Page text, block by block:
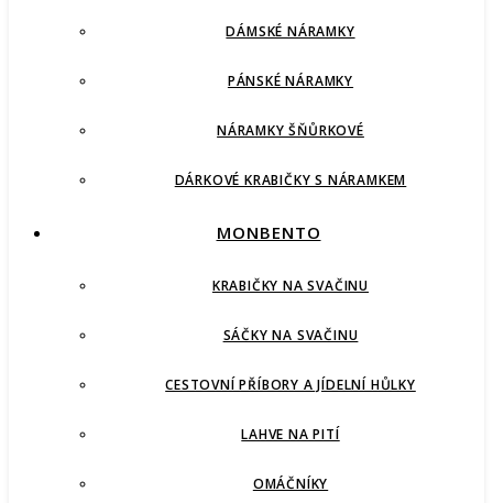
DÁMSKÉ NÁRAMKY
PÁNSKÉ NÁRAMKY
NÁRAMKY ŠŇŮRKOVÉ
DÁRKOVÉ KRABIČKY S NÁRAMKEM
MONBENTO
KRABIČKY NA SVAČINU
SÁČKY NA SVAČINU
CESTOVNÍ PŘÍBORY A JÍDELNÍ HŮLKY
LAHVE NA PITÍ
OMÁČNÍKY